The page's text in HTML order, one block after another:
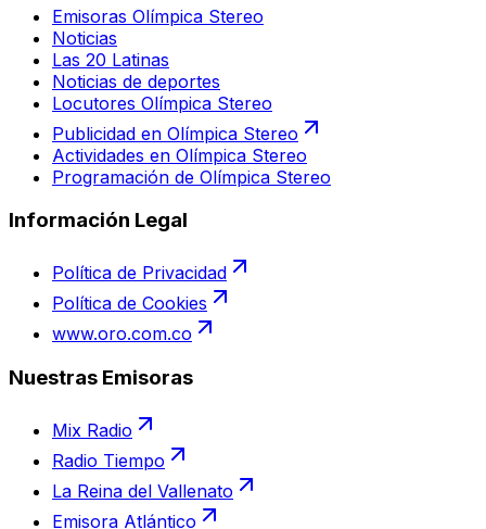
Emisoras Olímpica Stereo
Noticias
Las 20 Latinas
Noticias de deportes
Locutores Olímpica Stereo
Publicidad en Olímpica Stereo
Actividades en Olímpica Stereo
Programación de Olímpica Stereo
Información Legal
Política de Privacidad
Política de Cookies
www.oro.com.co
Nuestras Emisoras
Mix Radio
Radio Tiempo
La Reina del Vallenato
Emisora Atlántico